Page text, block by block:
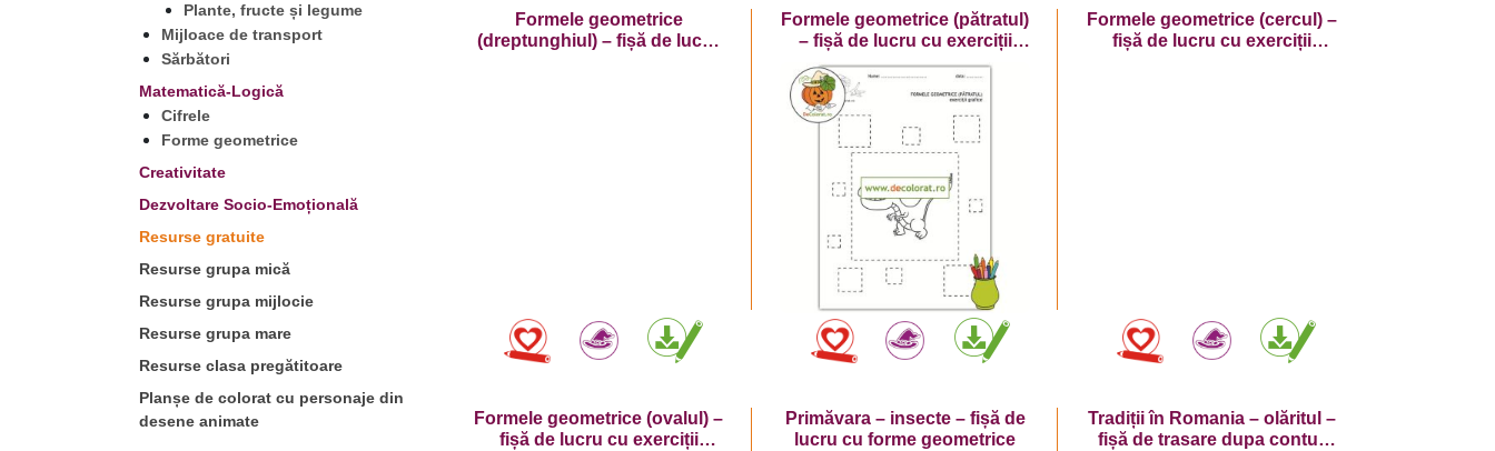
Plante, fructe și legume
Mijloace de transport
Sărbători
Matematică-Logică
Cifrele
Forme geometrice
Creativitate
Dezvoltare Socio-Emoțională
Resurse gratuite
Resurse grupa mică
Resurse grupa mijlocie
Resurse grupa mare
Resurse clasa pregătitoare
Planșe de colorat cu personaje din
desene animate
Formele geometrice
(dreptunghiul) – fișă de lucru
Formele geometrice (pătratul)
– fișă de lucru cu exerciții
grafice cu dinozaur
Formele geometrice (cercul) –
fișă de lucru cu exerciții
Formele geometrice (ovalul) –
fișă de lucru cu exerciții
Primăvara – insecte – fișă de
lucru cu forme geometrice
Tradiții în Romania – olăritul –
fișă de trasare dupa contur